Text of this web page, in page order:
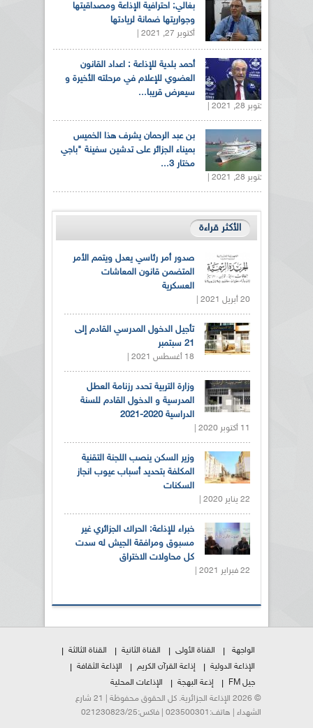
بغالي: احترافية الإذاعة ومصداقيتها
وجواريتها ضمانة لريادتها
أكتوبر 27, 2021 |
أحمد بلدية للإذاعة : اعداد القانون
العضوي للإعلام في مرحلته الأخيرة و
سيعرض قريبا...
أكتوبر 28, 2021 |
بن عبد الرحمان يشرف هذا الخميس
بميناء الجزائر على تدشين سفينة "باجي
مختار 3...
أكتوبر 28, 2021 |
الأكثر قراءة
صدور أمر رئاسي يعدل ويتمم الأمر
المتضمن قانون المعاشات
العسكرية
20 أبريل 2021 |
تأجيل الدخول المدرسي القادم إلى
21 سبتمبر
18 أغسطس 2021 |
وزارة التربية تحدد رزنامة العطل
المدرسية و الدخول القادم للسنة
الدراسية 2020-2021
11 أكتوبر 2020 |
وزير السكن ينصب اللجنة التقنية
المكلفة بتحديد أسباب عيوب انجاز
السكنات
22 يناير 2020 |
خبراء للإذاعة: الحراك الجزائري غير
مسبوق ومرافقة الجيش له سدت
كل محاولات الاختراق
22 فبراير 2021 |
الواجهة القناة الأولى القناة الثانية
القناة الثالثة
الإذاعة الدولية
إذاعة القرآن الكريم
الإذاعة الثقافة
جيل FM
إذعة البهجة
الإذاعات المحلية
© 2026 الإذاعة الجزائرية. كل الحقوق محفوظة | 21 شارع
الشهداء | هاتف:023500301 | فاكس:021230823/25